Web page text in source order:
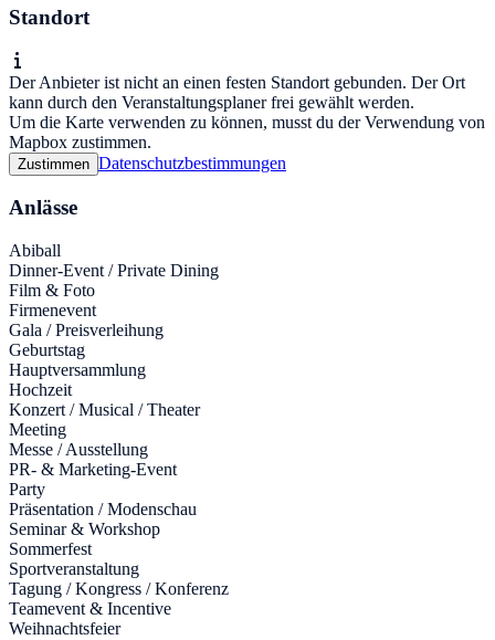
Standort
Der Anbieter ist nicht an einen festen Standort gebunden. Der Ort
kann durch den Veranstaltungsplaner frei gewählt werden.
Um die Karte verwenden zu können, musst du der Verwendung von
Mapbox zustimmen.
Zustimmen Datenschutzbestimmungen
Anlässe
Abiball
Dinner-Event / Private Dining
Film & Foto
Firmenevent
Gala / Preisverleihung
Geburtstag
Hauptversammlung
Hochzeit
Konzert / Musical / Theater
Meeting
Messe / Ausstellung
PR- & Marketing-Event
Party
Präsentation / Modenschau
Seminar & Workshop
Sommerfest
Sportveranstaltung
Tagung / Kongress / Konferenz
Teamevent & Incentive
Weihnachtsfeier